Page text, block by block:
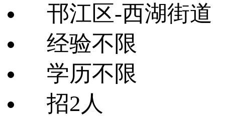
邗江区-西湖街道
经验不限
学历不限
招2人